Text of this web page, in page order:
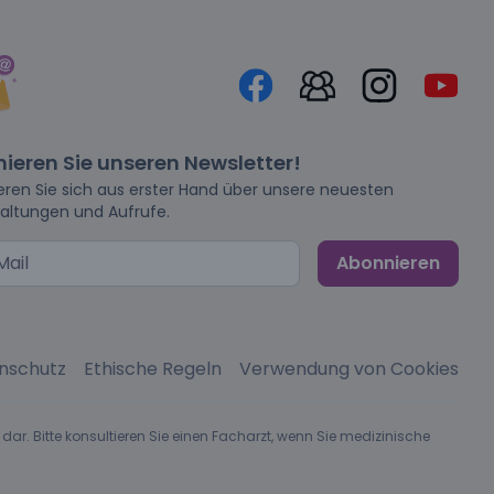
Sie unseren Newsletter!
Sie sich aus erster Hand über unsere neuesten
und Aufrufe.
Abonnieren
Ethische Regeln
Verwendung von Cookies
Bitte konsultieren Sie einen Facharzt, wenn Sie medizinische